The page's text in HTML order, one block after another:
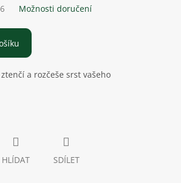
Možnosti doručení
a rozčeše srst vašeho
HLÍDAT SDÍLET